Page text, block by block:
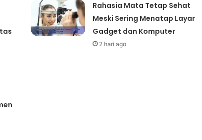
Rahasia Mata Tetap Sehat
Meski Sering Menatap Layar
Gadget dan Komputer
2 hari ago